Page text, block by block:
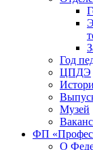
Год
ЦПДЭ
Музей
ФП
О